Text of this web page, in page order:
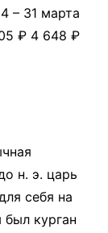
– 31 марта
₽ 4 648 ₽
н. э. царь
себя на
курган